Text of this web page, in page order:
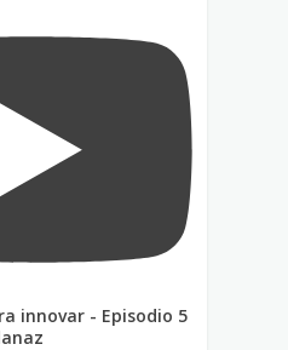
innovar - Episodio 5